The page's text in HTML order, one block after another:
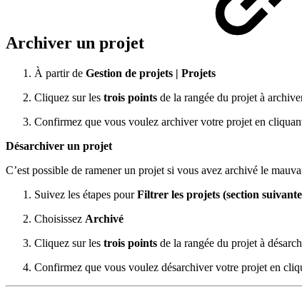
Archiver un projet
À partir de Gestion de projets | Projets
Cliquez sur les trois points de la rangée du projet à
Confirmez que vous voulez archiver votre projet en
Désarchiver un projet
C’est possible de ramener un projet si vous avez archivé le
Suivez les étapes pourFiltrer les projets (section
Choisissez Archivé
Cliquez sur les trois points de la rangée du projet à
Confirmez que vous voulez désarchiver votre projet en